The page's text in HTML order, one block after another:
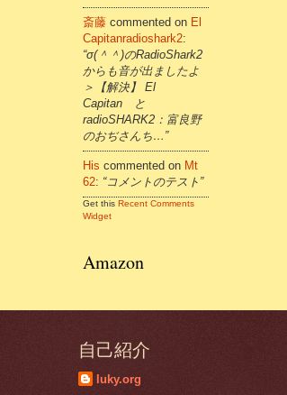
斎藤 commented on El
Capitanradioshark2:
“σ(＾＾)のRadioShark2
からも音が出ましたよ
＞【解決】 El
Capitan と
radioSHARK2：富良野
のおぢさんち…”
His commented on Mt
62: “コメントのテスト”
Get this Recent Comments
Widget
Amazon
自己紹介
luky.org